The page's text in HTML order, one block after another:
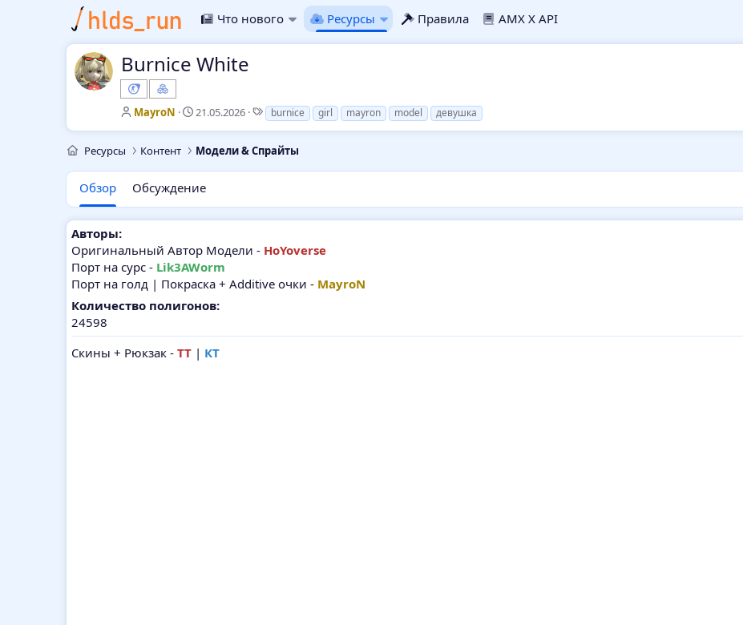
Что нового Ресурсы Правила AMX X API
Burnice White
А
о
р
MayroN
Д
а
с
о
д
и
я
21.05.2026
Т
е
и
burnice girl mayron model девушка
Ресурсы Контент Модели & Спрайты
Обзор Обсуждение
Авторы:
Оригинальный Автор Модели - HoYoverse
Порт на сурс - Lik3AWorm
Порт на голд | Покраска + Additive очки - MayroN
Количество полигонов:
24598
Скины + Рюкзак - ТТ | КТ